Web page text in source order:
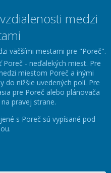
medzi
väčšími mestami pre "Poreč".
- neďalekých miest. Pre
miestom Poreč a inými
do nižšie uvedených polí. Pre
pre Poreč alebo plánovača
pravej strane.
s Poreč sú vypísané pod